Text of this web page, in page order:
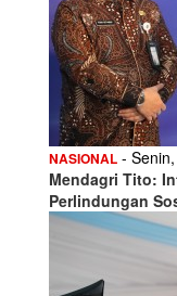
NASIONAL -
Mendagri Tito:
Perlindungan